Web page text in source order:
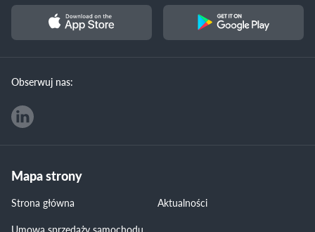
Obserwuj nas:
Mapa strony
Strona główna
Aktualności
Umowa sprzedaży samochodu